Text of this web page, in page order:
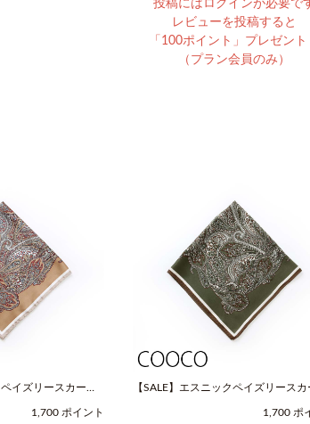
投稿にはログインが必要で
レビューを投稿すると
「100ポイント」プレゼント
（プラン会員のみ）
イズリースカーフ
1,700 ポイント
【SALE】エスニックペイズリースカ
1,700 ポ